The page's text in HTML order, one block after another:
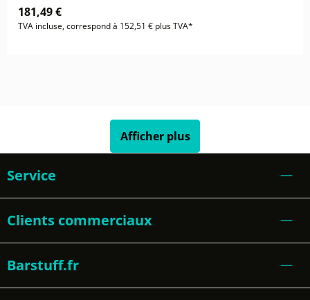
181,49 €
TVA incluse, correspond à 152,51 € plus TVA*
Afficher plus
Service
Clients commerciaux
Barstuff.fr